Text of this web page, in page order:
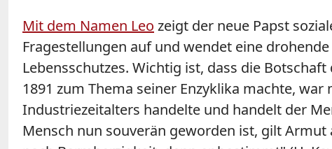
Mit dem Namen Leo zeigt der neue Papst
Fragestellungen auf und wendet eine
Lebensschutzes. Wichtig ist, dass die
1891 zum Thema seiner Enzyklika machte,
Industriezeitalters handelte und handelt der
Mensch nun souverän geworden ist, gilt